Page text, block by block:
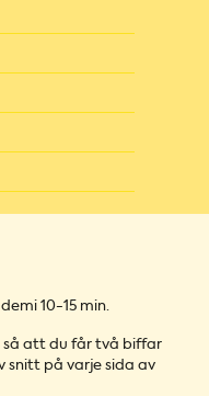
10-15 min.
så att du får två biffar
snitt på varje sida av